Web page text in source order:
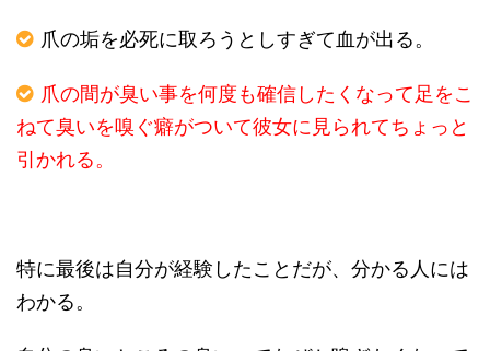
爪の垢を必死に取ろうとしすぎて血が出る。
爪の間が臭い事を何度も確信したくなって足をこ
ねて臭いを嗅ぐ癖がついて彼女に見られてちょっと
引かれる。
特に最後は自分が経験したことだが、分かる人には
わかる。